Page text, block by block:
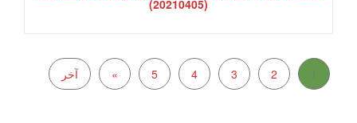
(20210405)
1
2
3
4
5
» آخر